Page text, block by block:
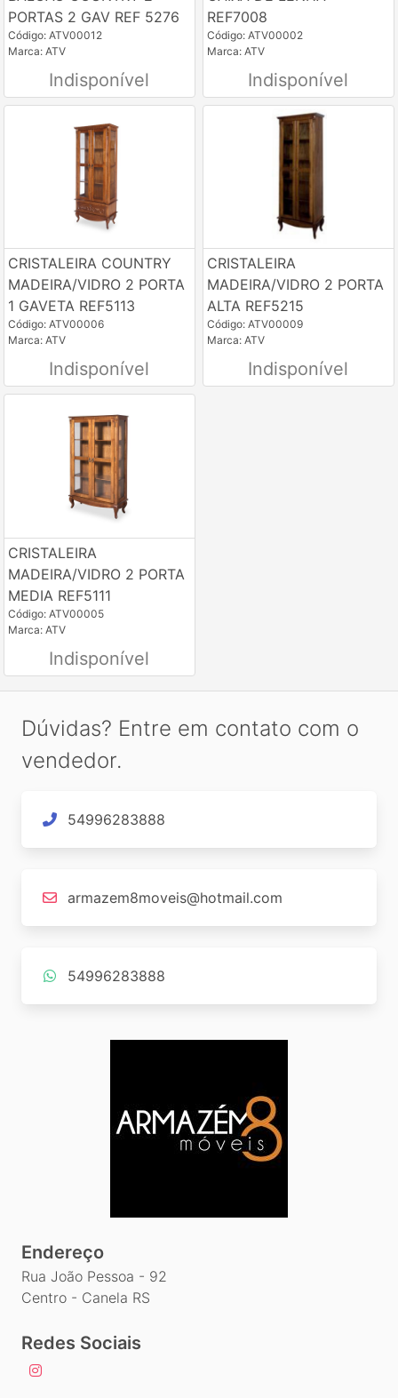
PORTAS 2 GAV REF 5276
Código: ATV00012
Marca: ATV
Indisponível
REF7008
Código: ATV00002
Marca: ATV
Indisponível
CRISTALEIRA COUNTRY
MADEIRA/VIDRO 2 PORTA
1 GAVETA REF5113
Código: ATV00006
Marca: ATV
Indisponível
CRISTALEIRA
MADEIRA/VIDRO 2 PORTA
ALTA REF5215
Código: ATV00009
Marca: ATV
Indisponível
CRISTALEIRA
MADEIRA/VIDRO 2 PORTA
MEDIA REF5111
Código: ATV00005
Marca: ATV
Indisponível
Dúvidas? Entre em contato com o
vendedor.
54996283888
armazem8moveis@hotmail.com
54996283888
Endereço
Rua João Pessoa - 92
Centro - Canela RS
Redes Sociais